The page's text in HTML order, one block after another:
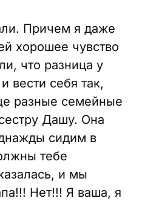
Причем я даже
хорошее чувство
что разница у
вести себя так,
разные семейные
Дашу. Она
сидим в
тебе
и мы
Нет!!! Я ваша, я